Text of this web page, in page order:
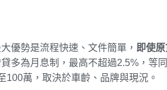
優勢是流程快速、文件簡單， 即使
多為月息制，最高不超過2.5%，等
100萬，取決於車齡、品牌與現況。